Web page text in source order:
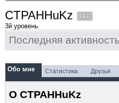
CTPAHHuKz
3й уровень
Последняя
Обо мне Статистика Друзья
О CTPAHHuKz